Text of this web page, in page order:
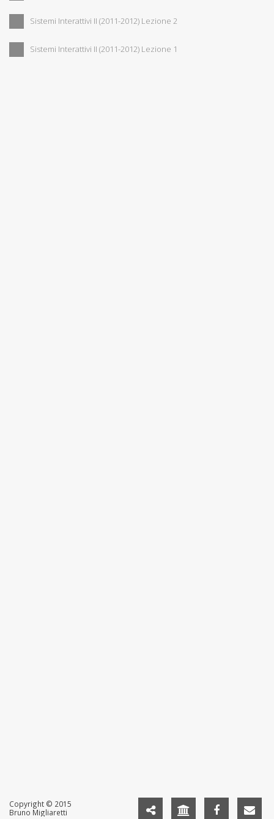
Sistemi Interattivi II (2011-2012) Lezione 2
Sistemi Interattivi II (2011-2012) Lezione 1
Copyright © 2015
Bruno Migliaretti